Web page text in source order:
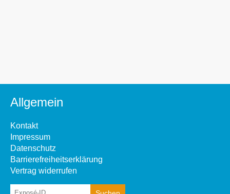
Allgemein
Kontakt
Impressum
Datenschutz
Barrierefreiheitserklärung
Vertrag widerrufen